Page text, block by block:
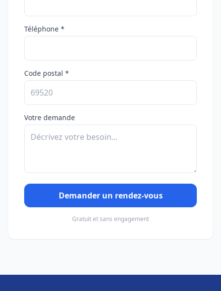
Téléphone *
Code postal *
Votre demande
Demander un rendez-vous
Gratuit et sans engagement